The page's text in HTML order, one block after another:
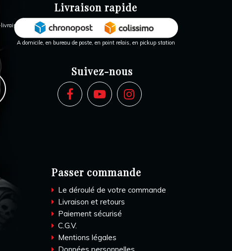
Livraison rapide
A domicile, en bureau de poste, en point relais, en pickup station
Suivez-nous
Passer commande
Le déroulé de votre commande
Livraison et retours
Paiement sécurisé
C.G.V.
Mentions légales